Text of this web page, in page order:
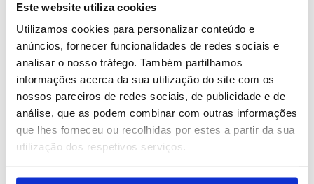
Este website utiliza cookies
Utilizamos cookies para personalizar conteúdo e
anúncios, fornecer funcionalidades de redes sociais e
analisar o nosso tráfego. Também partilhamos
informações acerca da sua utilização do site com os
nossos parceiros de redes sociais, de publicidade e de
análise, que as podem combinar com outras informações
que lhes forneceu ou recolhidas por estes a partir da sua
utilização dos respetivos serviços.
sanções contra a Síria
ID: 47523509 Date: 26/07/2026 22:26 ID: 47522452 Date: 26/07/2026 17:22
Papa reza pelas vítimas
Incêndios em Espanha